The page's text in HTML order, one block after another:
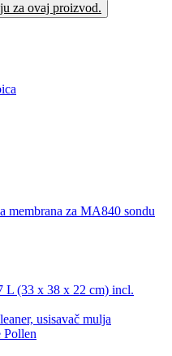
za ovaj proizvod.
membrana za MA840 sondu
L (33 x 38 x 22 cm) incl.
usisavač mulja
Pollen